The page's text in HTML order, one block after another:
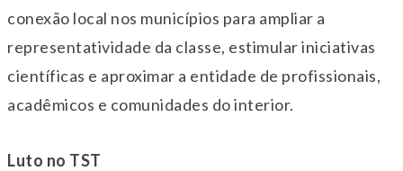
conexão local nos municípios para ampliar a
representatividade da classe, estimular iniciativas
científicas e aproximar a entidade de profissionais,
acadêmicos e comunidades do interior.
Luto no TST